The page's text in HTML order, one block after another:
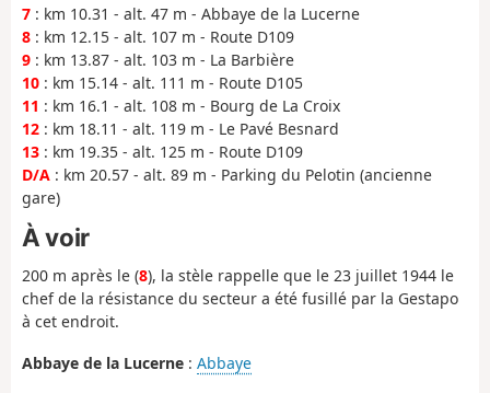
7 : km 10.31 - alt. 47 m - Abbaye de la Lucerne
8 : km 12.15 - alt. 107 m - Route D109
9 : km 13.87 - alt. 103 m - La Barbière
10 : km 15.14 - alt. 111 m - Route D105
11 : km 16.1 - alt. 108 m - Bourg de La Croix
12 : km 18.11 - alt. 119 m - Le Pavé Besnard
13 : km 19.35 - alt. 125 m - Route D109
D/A : km 20.57 - alt. 89 m - Parking du Pelotin (ancienne
gare)
À voir
200 m après le (8), la stèle rappelle que le 23 juillet 1944 le
chef de la résistance du secteur a été fusillé par la Gestapo
à cet endroit.
Abbaye de la Lucerne : Abbaye